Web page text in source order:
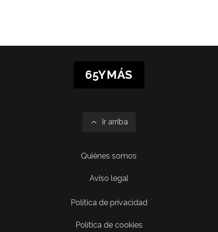
65YMÁS
Ir arriba
Quiénes somos
Aviso legal
Política de privacidad
Política de cookies